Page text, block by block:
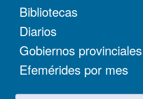
Bibliotecas
Diarios
Gobiernos provinciales
Efemérides por mes